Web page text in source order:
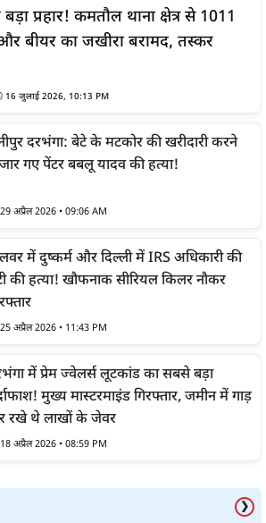
प्रहार! कमतौल थाना क्षेत्र से 1011
बीयर का जखीरा बरामद, तस्कर
16 जुलाई 2026, 10:13 PM
दरभंगा: बेटे के मटकोर की खरीदारी करने
गए पेंटर बबलू यादव की हत्या!
29 अप्रैल 2026 • 09:06 AM
में दुष्कर्म और दिल्ली में IRS अधिकारी की
की हत्या! खौफनाक सीरियल किलर नौकर
25 अप्रैल 2026 • 11:43 PM
में प्रेम ज्वेलर्स लूटकांड का सबसे बड़ा
मुख्य मास्टरमाइंड गिरफ्तार, जमीन में गाड़
रखे थे लाखों के जेवर
18 अप्रैल 2026 • 08:59 PM
❯